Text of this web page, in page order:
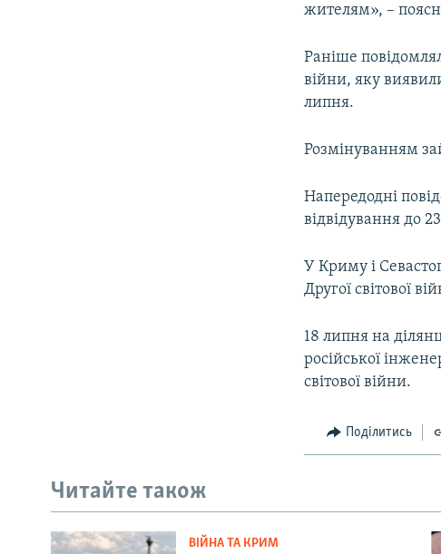
жителям», –
Раніше
війни, яку
липня.
Розмінуванням
Напередодні
відвідування до
У Криму і
Другої світової
18 липня на
російської
світової війни.
Поділитись
Читайте також
ВІЙНА ТА КРИМ